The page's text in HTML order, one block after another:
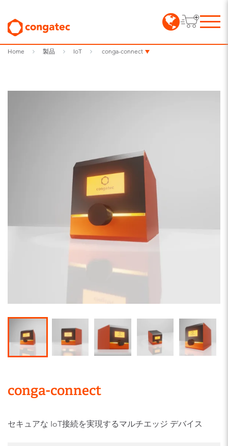
Home 製品 IoT conga-connect
conga-connect
セキュアな IoT接続を実現するマルチエッジ デバイス